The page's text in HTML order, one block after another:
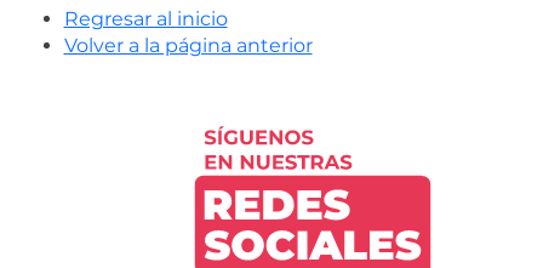
Regresar al inicio
Volver a la página anterior